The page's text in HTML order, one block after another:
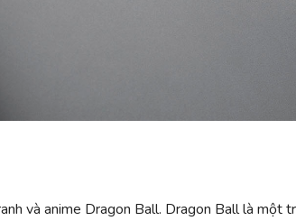
và anime Dragon Ball. Dragon Ball là một